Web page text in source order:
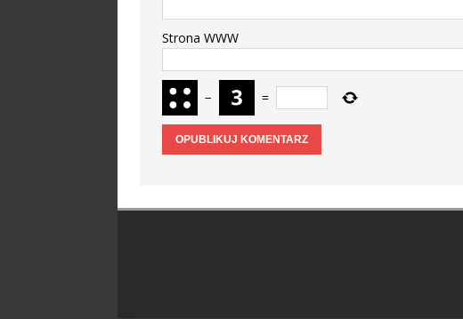
Strona WWW
− =